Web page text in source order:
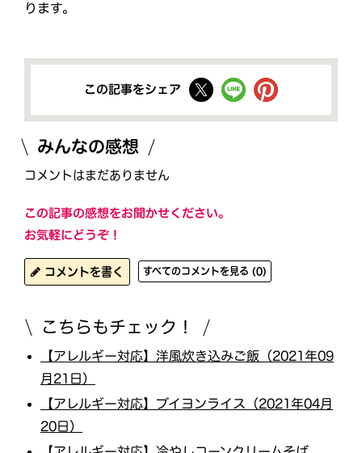
ります。
この記事をシェア
みんなの感想
コメントはまだありません
この記事の感想をお聞かせください。
お気軽にどうぞ！
コメントを書く すべてのコメントを見る (0)
こちらもチェック！
【アレルギー対応】洋風炊き込みご飯（2021年09
月21日）
【アレルギー対応】ブイヨンライス（2021年04月
20日）